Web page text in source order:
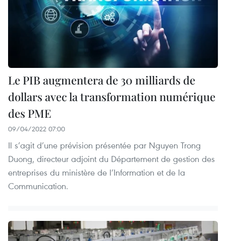
Le PIB augmentera de 30 milliards de
dollars avec la transformation numérique
des PME
09/04/2022 07:00
Il s’agit d’une prévision présentée par Nguyen Trong
Duong, directeur adjoint du Département de gestion des
entreprises du ministère de l’Information et de la
Communication.